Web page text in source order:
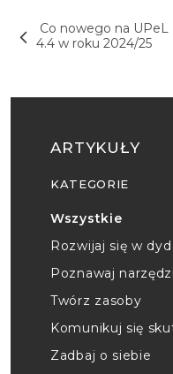
ARTYKUŁY
KATEGORIE
Wszystkie
Rozwijaj się w
Poznawaj
Twórz zasoby
Komunikuj się
Zadbaj o siebie
Co nowego na UPeL
4.4 w roku 2024/25